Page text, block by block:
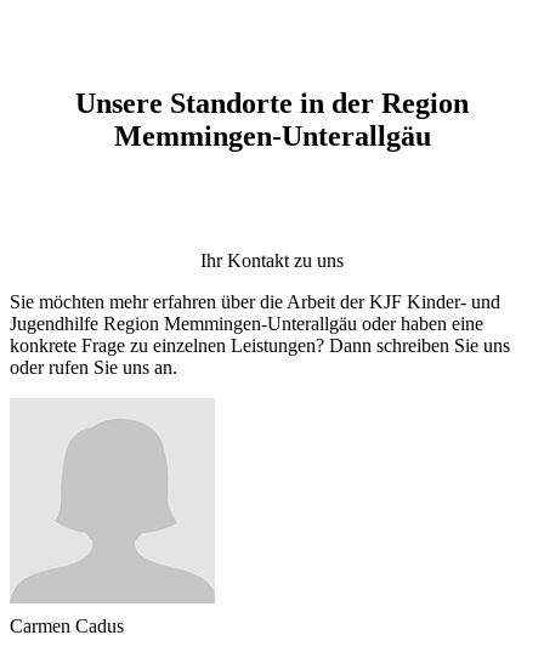
Unsere Standorte in der Region
Memmingen-Unterallgäu
Ihr Kontakt zu uns
Sie möchten mehr erfahren über die Arbeit der KJF Kinder- und
Jugendhilfe Region Memmingen-Unterallgäu oder haben eine
konkrete Frage zu einzelnen Leistungen? Dann schreiben Sie uns
oder rufen Sie uns an.
Carmen Cadus